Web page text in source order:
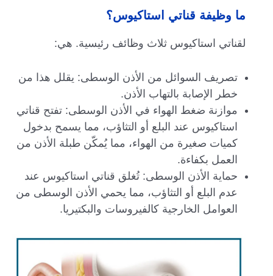
ما وظيفة قناتي استاكيوس؟
لقناتي استاكيوس ثلاث وظائف رئيسية. هي:
تصريف السوائل من الأذن الوسطى: يقلل هذا من
خطر الإصابة بالتهاب الأذن.
موازنة ضغط الهواء في الأذن الوسطى: تفتح قناتي
استاكيوس عند البلع أو التثاؤب، مما يسمح بدخول
كميات صغيرة من الهواء، مما يُمكّن طبلة الأذن من
العمل بكفاءة.
حماية الأذن الوسطى: تُغلق قناتي استاكيوس عند
عدم البلع أو التثاؤب، مما يحمي الأذن الوسطى من
العوامل الخارجية كالفيروسات والبكتيريا.